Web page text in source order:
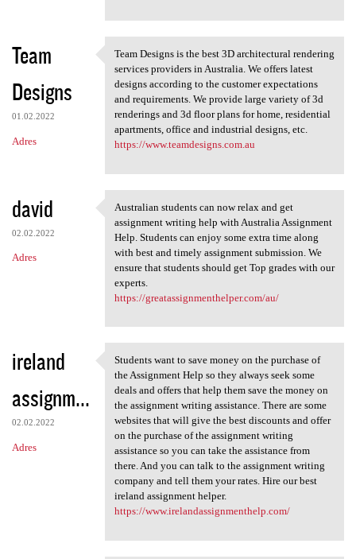
Team
Designs
01.02.2022
Adres
Team Designs is the best 3D
Team Designs is the best 3D architectural rendering
services providers in Australia. We offers latest
designs according to the customer expectations
and requirements. We provide large variety of 3d
renderings and 3d floor plans for home, residential
apartments, office and industrial designs, etc.
https://www.teamdesigns.com.au
david
02.02.2022
Adres
Australian students can now
Australian students can now relax and get
assignment writing help with Australia Assignment
Help. Students can enjoy some extra time along
with best and timely assignment submission. We
ensure that students should get Top grades with our
experts.
https://greatassignmenthelper.com/au/
ireland
assignm...
02.02.2022
Adres
Students want to save money
Students want to save money on the purchase of
the Assignment Help so they always seek some
deals and offers that help them save the money on
the assignment writing assistance. There are some
websites that will give the best discounts and offer
on the purchase of the assignment writing
assistance so you can take the assistance from
there. And you can talk to the assignment writing
company and tell them your rates. Hire our best
ireland assignment helper.
https://www.irelandassignmenthelp.com/